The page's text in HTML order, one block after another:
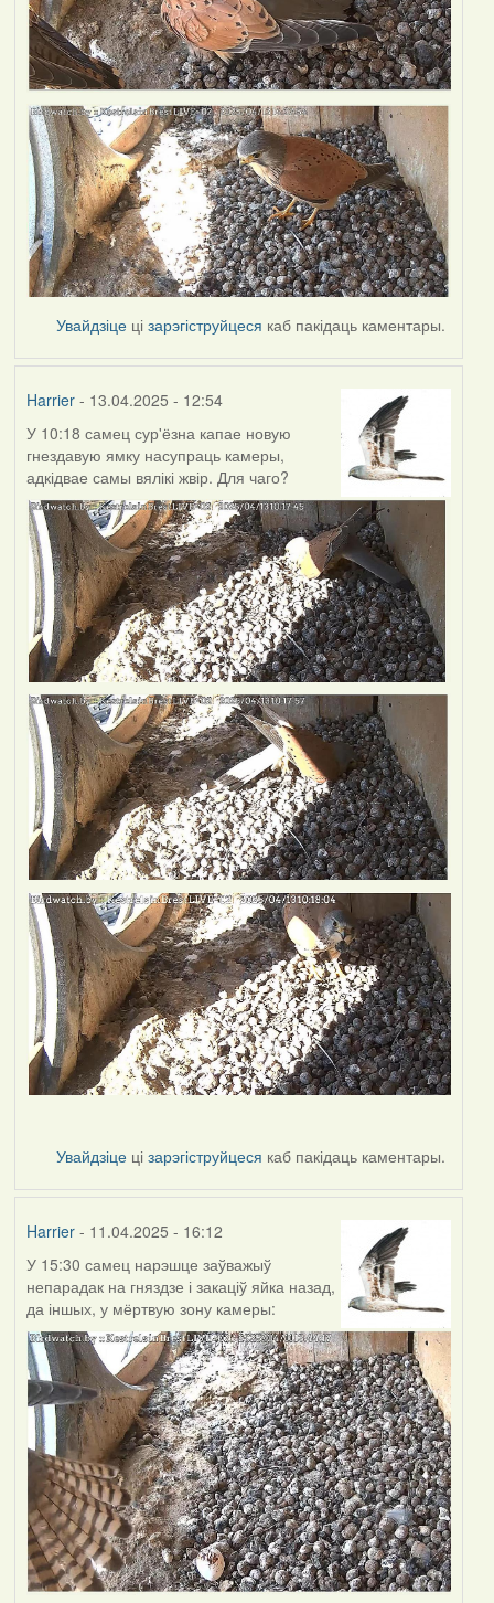
Увайдзіце цізарэгіструйцеся каб пакідаць каментары.
Harrier- 13.04.2025 - 12:54
У 10:18 самец сур'ёзна капае новую
гнездавую ямку насупраць камеры,
адкідвае самы вялікі жвір. Для чаго?
Увайдзіце цізарэгіструйцеся каб пакідаць каментары.
Harrier- 11.04.2025 - 16:12
У 15:30 самец нарэшце заўважыў
непарадак на гняздзе і закаціў яйка назад,
да іншых, у мёртвую зону камеры: